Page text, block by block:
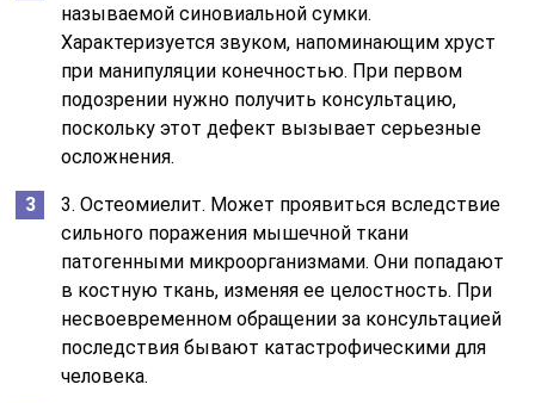
называемой синовиальной сумки.
Характеризуется звуком, напоминающим хруст
при манипуляции конечностью. При первом
подозрении нужно получить консультацию,
поскольку этот дефект вызывает серьезные
осложнения.
3. Остеомиелит. Может проявиться вследствие
сильного поражения мышечной ткани
патогенными микроорганизмами. Они попадают
в костную ткань, изменяя ее целостность. При
несвоевременном обращении за консультацией
последствия бывают катастрофическими для
человека.